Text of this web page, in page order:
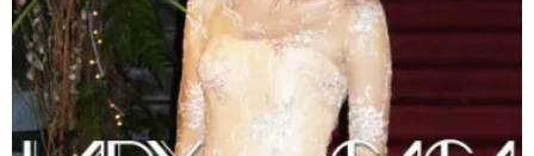
n
a
g
o